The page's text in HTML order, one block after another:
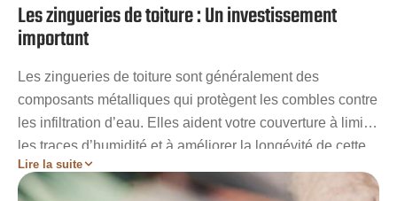
Les zingueries de toiture : Un investissement
important
Les zingueries de toiture sont généralement des
composants métalliques qui protègent les combles contre
les infiltration d’eau. Elles aident votre couverture à limiter
les traces d’humidité et à améliorer la longévité de cette
dernière. Parmi les zingueries les plus populaires, il y a
les gouttières et les chéneaux. Cependant existe
Lire la suite